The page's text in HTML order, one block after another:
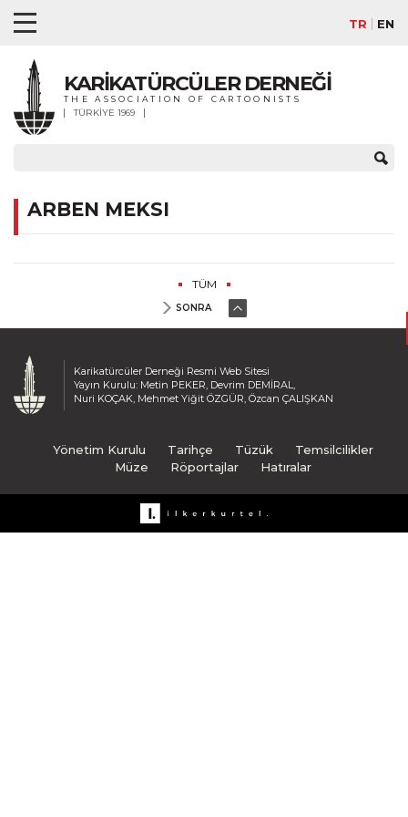
TR EN
KARİKATÜRCÜLER DERNEĞİ
THE ASSOCIATION OF CARTOONISTS
TÜRKİYE 1969
ARBEN MEKSI
TÜM
SONRA
Karikatürcüler Derneği Resmi Web Sitesi
Yayın Kurulu: Metin PEKER, Devrim DEMİRAL,
Nuri KOÇAK, Mehmet Yiğit ÖZGÜR, Özcan ÇALIŞKAN
Yönetim Kurulu Tarihçe Tüzük
Temsilcilikler
Müze
Röportajlar Hatıralar